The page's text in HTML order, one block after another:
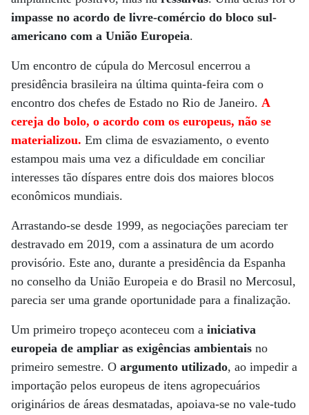
impasse no acordo de livre-comércio do bloco sul-
americano com a União Europeia.
Um encontro de cúpula do Mercosul encerrou a
presidência brasileira na última quinta-feira com o
encontro dos chefes de Estado no Rio de Janeiro. A
cereja do bolo, o acordo com os europeus, não se
materializou. Em clima de esvaziamento, o evento
estampou mais uma vez a dificuldade em conciliar
interesses tão díspares entre dois dos maiores blocos
econômicos mundiais.
Arrastando-se desde 1999, as negociações pareciam ter
destravado em 2019, com a assinatura de um acordo
provisório. Este ano, durante a presidência da Espanha
no conselho da União Europeia e do Brasil no Mercosul,
parecia ser uma grande oportunidade para a finalização.
Um primeiro tropeço aconteceu com a iniciativa
europeia de ampliar as exigências ambientais no
primeiro semestre. O argumento utilizado, ao impedir a
importação pelos europeus de itens agropecuários
originários de áreas desmatadas, apoiava-se no vale-tudo